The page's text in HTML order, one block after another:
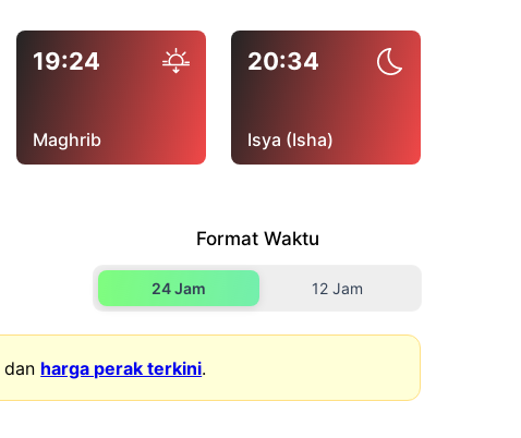
19:24
Maghrib
20:34
Isya (Isha)
Format Waktu
24 Jam 12 Jam
dan harga perak terkini.